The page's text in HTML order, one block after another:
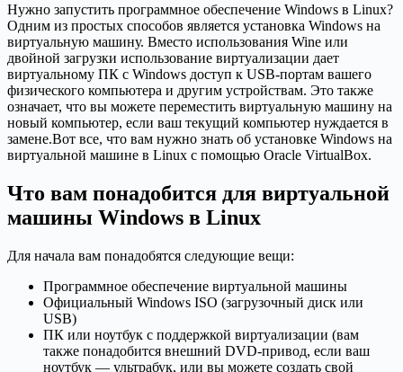
Нужно запустить программное обеспечение Windows в Linux?
Одним из простых способов является установка Windows на
виртуальную машину. Вместо использования Wine или
двойной загрузки использование виртуализации дает
виртуальному ПК с Windows доступ к USB-портам вашего
физического компьютера и другим устройствам. Это также
означает, что вы можете переместить виртуальную машину на
новый компьютер, если ваш текущий компьютер нуждается в
замене.Вот все, что вам нужно знать об установке Windows на
виртуальной машине в Linux с помощью Oracle VirtualBox.
Что вам понадобится для виртуальной
машины Windows в Linux
Для начала вам понадобятся следующие вещи:
Программное обеспечение виртуальной машины
Официальный Windows ISO (загрузочный диск или
USB)
ПК или ноутбук с поддержкой виртуализации (вам
также понадобится внешний DVD-привод, если ваш
ноутбук — ультрабук, или вы можете создать свой